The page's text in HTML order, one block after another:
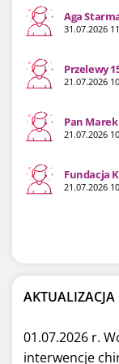
Aga
31.07.2026
Przelewy
21.07.2026
Pan Marek
21.07.2026
Fundacja
21.07.2026
AKTUALIZACJA
01.07.2026 r.
interwencje